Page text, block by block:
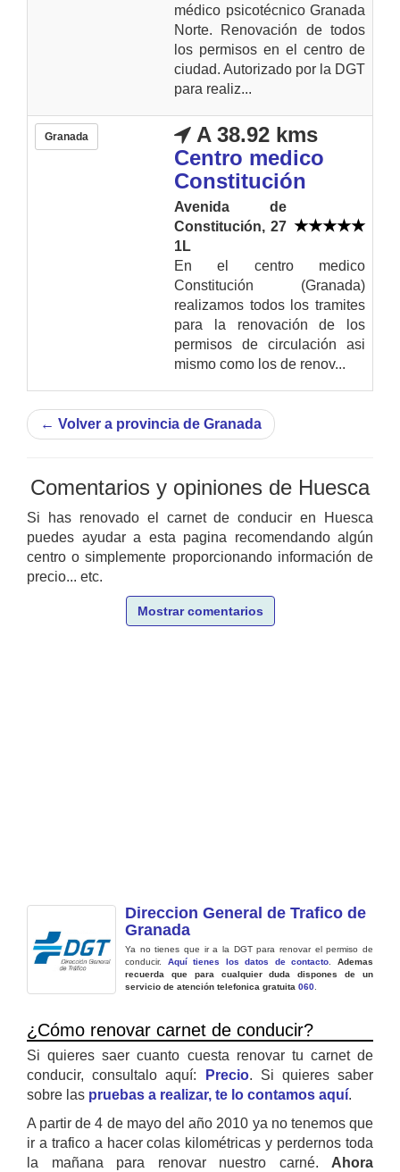
médico psicotécnico Granada
Norte. Renovación de todos
los permisos en el centro de
ciudad. Autorizado por la DGT
para realiz...
Granada
A 38.92 kms
Centro medico
Constitución
Avenida de
Constitución, 27
1L
En el centro medico
Constitución (Granada)
realizamos todos los tramites
para la renovación de los
permisos de circulación asi
mismo como los de renov...
← Volver a provincia de Granada
Comentarios y opiniones de Huesca
Si has renovado el carnet de conducir en Huesca
puedes ayudar a esta pagina recomendando algún
centro o simplemente proporcionando información de
precio... etc.
Mostrar comentarios
Direccion General de Trafico de
Granada
Ya no tienes que ir a la DGT para renovar el permiso de
conducir. Aquí tienes los datos de contacto .Ademas
recuerda que para cualquier duda dispones de un
servicio de atención telefonica gratuita 060
¿Cómo renovar carnet de conducir?
Si quieres saer cuanto cuesta renovar tu carnet de
conducir, consultalo aquí:
Precio. Si quieres saber
sobre las pruebas a realizar, te lo contamos aquí.
A partir de 4 de mayo del año 2010 ya no tenemos que
ir a trafico a hacer colas kilométricas y perdernos toda
la mañana para renovar nuestro carné. Ahora